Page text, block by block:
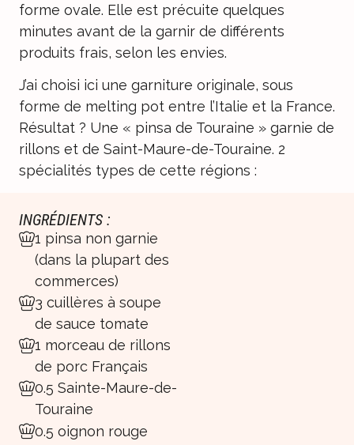
forme ovale. Elle est précuite quelques
minutes avant de la garnir de différents
produits frais, selon les envies.
J’ai choisi ici une garniture originale, sous
forme de melting pot entre l’Italie et la France.
Résultat ? Une « pinsa de Touraine » garnie de
rillons et de Saint-Maure-de-Touraine. 2
spécialités types de cette régions :
INGRÉDIENTS :
1 pinsa non garnie
(dans la plupart des
commerces)
3 cuillères à soupe
de sauce tomate
1 morceau de rillons
de porc Français
0.5 Sainte-Maure-de-
Touraine
0.5 oignon rouge